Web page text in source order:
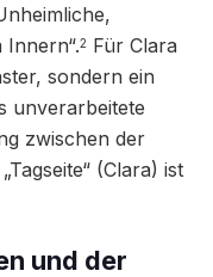
2 Für Clara
sondern ein
unverarbeitete
zwischen der
(Clara) ist
und der